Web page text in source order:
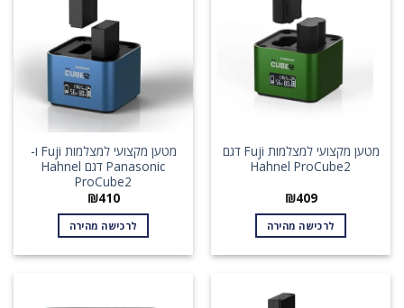
מטען מקצועי למצלמות Fuji דגם
Hahnel ProCube2
₪409
לרכישה מהירה
מטען מקצועי למצלמות Fuji ו-
Panasonic דגם Hahnel
ProCube2
₪410
לרכישה מהירה